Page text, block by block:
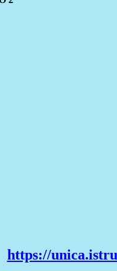
https://